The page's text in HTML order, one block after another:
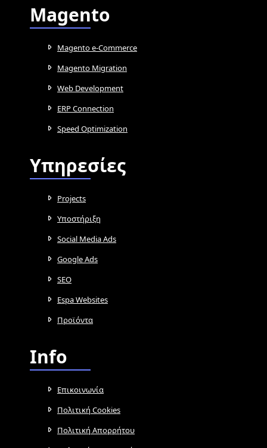
Magento
Magento e-Commerce
Magento Migration
Web Development
ERP Connection
Speed Optimization
Υπηρεσίες
Projects
Υποστήριξη
Social Media Ads
Google Ads
SEO
Espa Websites
Προϊόντα
Info
Επικοινωνία
Πολιτική Cookies
Πολιτική Απορρήτου